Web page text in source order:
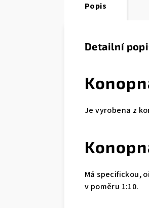
Popis
Detailní
Je vyrobena z
Má specifickou,
v poměru 1:10.